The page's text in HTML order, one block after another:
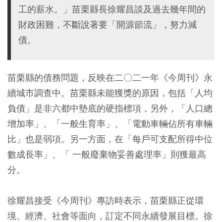
工的薪水。」苗栗縣長徐耀昌談及過去幾年間的
財政困難，不斷說著要「開源節流」，努力減
債。
苗栗縣的債務問題，反映在二〇二一年《今周刊》永
續城市調查中。苗栗縣未能獲獎的原因，包括「人均
負債」是非六都中墊底的硬指標項，另外，「人口總
增加率」、「一般生育率」、「電動車輛佔所有車輛
比」也是弱項。另一方面，在「每戶可支配所得中位
數成長率」、「 一般廢棄物妥善處理率」則獲最高
分。
徐耀昌接受《今周刊》專訪時表示，苗栗縣正從環
境、經濟、社會等面向，訂定不同永續發展目標。徐